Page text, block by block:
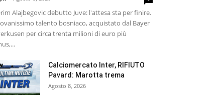
Alajbegovic debutto Juve: l'attesa sta per finire.
talento bosniaco, acquistato dal Bayer
per circa trenta milioni di euro più
Calciomercato Inter, RIFIUTO
Pavard: Marotta trema
Agosto 8, 2026